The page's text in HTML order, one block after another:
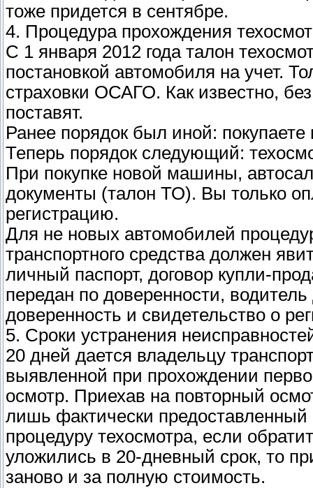
тоже придется в сентябре.
4. Процедура прохождения
С 1 января 2012 года талон
постановкой автомобиля на учет.
страховки ОСАГО. Как известно,
поставят.
Ранее порядок был иной:
Теперь порядок следующий:
При покупке новой машины,
документы (талон ТО). Вы только
регистрацию.
Для не новых автомобилей
транспортного средства должен
личный паспорт, договор купли-
передан по доверенности,
доверенность и свидетельство о
5. Сроки устранения
20 дней дается владельцу
выявленной при прохождении
осмотр. Приехав на повторный
лишь фактически предоставленный
процедуру техосмотра, если
уложились в 20-дневный срок, то
заново и за полную стоимость.